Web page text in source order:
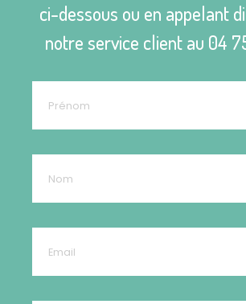
ci-dessous ou en appelant
notre service client au 04